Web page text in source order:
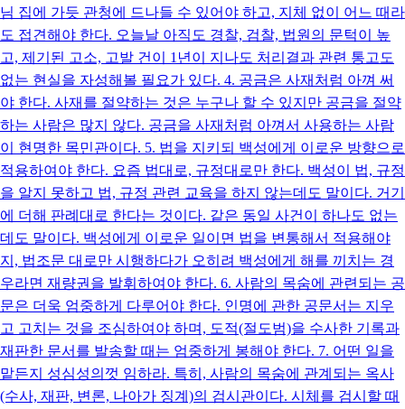
님 집에 가듯 관청에 드나들 수 있어야 하고, 지체 없이 어느 때라
도 접견해야 한다. 오늘날 아직도 경찰, 검찰, 법원의 문턱이 높
고, 제기된 고소, 고발 건이 1년이 지나도 처리결과 관련 통고도
없는 현실을 자성해볼 필요가 있다. 4. 공금은 사재처럼 아껴 써
야 한다. 사재를 절약하는 것은 누구나 할 수 있지만 공금을 절약
하는 사람은 많지 않다. 공금을 사재처럼 아껴서 사용하는 사람
이 현명한 목민관이다. 5. 법을 지키되 백성에게 이로운 방향으로
적용하여야 한다. 요즘 법대로, 규정대로만 한다. 백성이 법, 규정
을 알지 못하고 법, 규정 관련 교육을 하지 않는데도 말이다. 거기
에 더해 판례대로 한다는 것이다. 같은 동일 사건이 하나도 없는
데도 말이다. 백성에게 이로운 일이면 법을 변통해서 적용해야
지, 법조문 대로만 시행하다가 오히려 백성에게 해를 끼치는 경
우라면 재량권을 발휘하여야 한다. 6. 사람의 목숨에 관련되는 공
문은 더욱 엄중하게 다루어야 한다. 인명에 관한 공문서는 지우
고 고치는 것을 조심하여야 하며, 도적(절도범)을 수사한 기록과
재판한 문서를 발송할 때는 엄중하게 봉해야 한다. 7. 어떤 일을
맡든지 성심성의껏 임하라. 특히, 사람의 목숨에 관계되는 옥사
(수사, 재판, 변론, 나아가 징계)의 검시관이다. 시체를 검시할 때